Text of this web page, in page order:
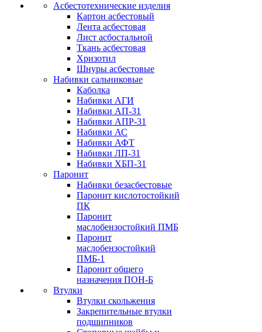
Асбестотехнические изделия
Картон асбестовый
Лента асбестовая
Лист асбостальной
Ткань асбестовая
Хризотил
Шнуры асбестовые
Набивки сальниковые
Каболка
Набивки АГИ
Набивки АП-31
Набивки АПР-31
Набивки АС
Набивки АФТ
Набивки ЛП-31
Набивки ХБП-31
Паронит
Набивки безасбестовые
Паронит кислотостойкий
ПК
Паронит
маслобензостойкий ПМБ
Паронит
маслобензостойкий
ПМБ-1
Паронит общего
назначения ПОН-Б
Втулки
Втулки скольжения
Закрепительные втулки
подшипников